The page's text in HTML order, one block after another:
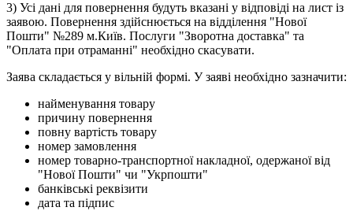
3) Усі дані для повернення будуть вказані у відповіді на лист із
заявою. Повернення здійснюється на відділення "Нової
Пошти" №289 м.Київ. Послуги "Зворотна доставка" та
"Оплата при отраманні" необхідно скасувати.
Заява складається у вільній формі. У заяві необхідно зазначити:
найменування товару
причину повернення
повну вартість товару
номер замовлення
номер товарно-транспортної накладної, одержаної від
"Нової Пошти" чи "Укрпошти"
банківські реквізити
дата та підпис